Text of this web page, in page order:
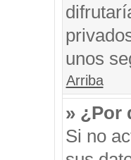
unos
Arriba
» ¿Por
Si no